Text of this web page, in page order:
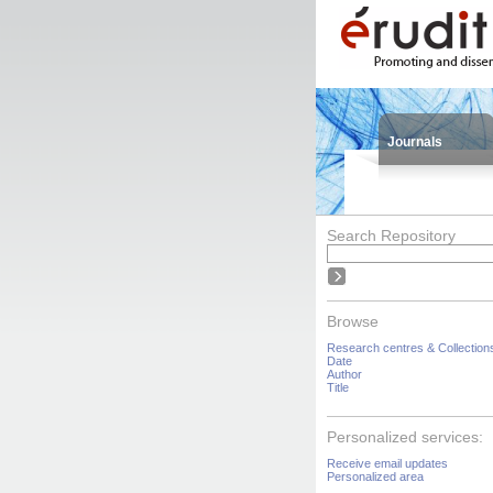
Journals
Search Repository
Browse
Research centres &
Date
Author
Title
Personalized services:
Receive email updates
Personalized area